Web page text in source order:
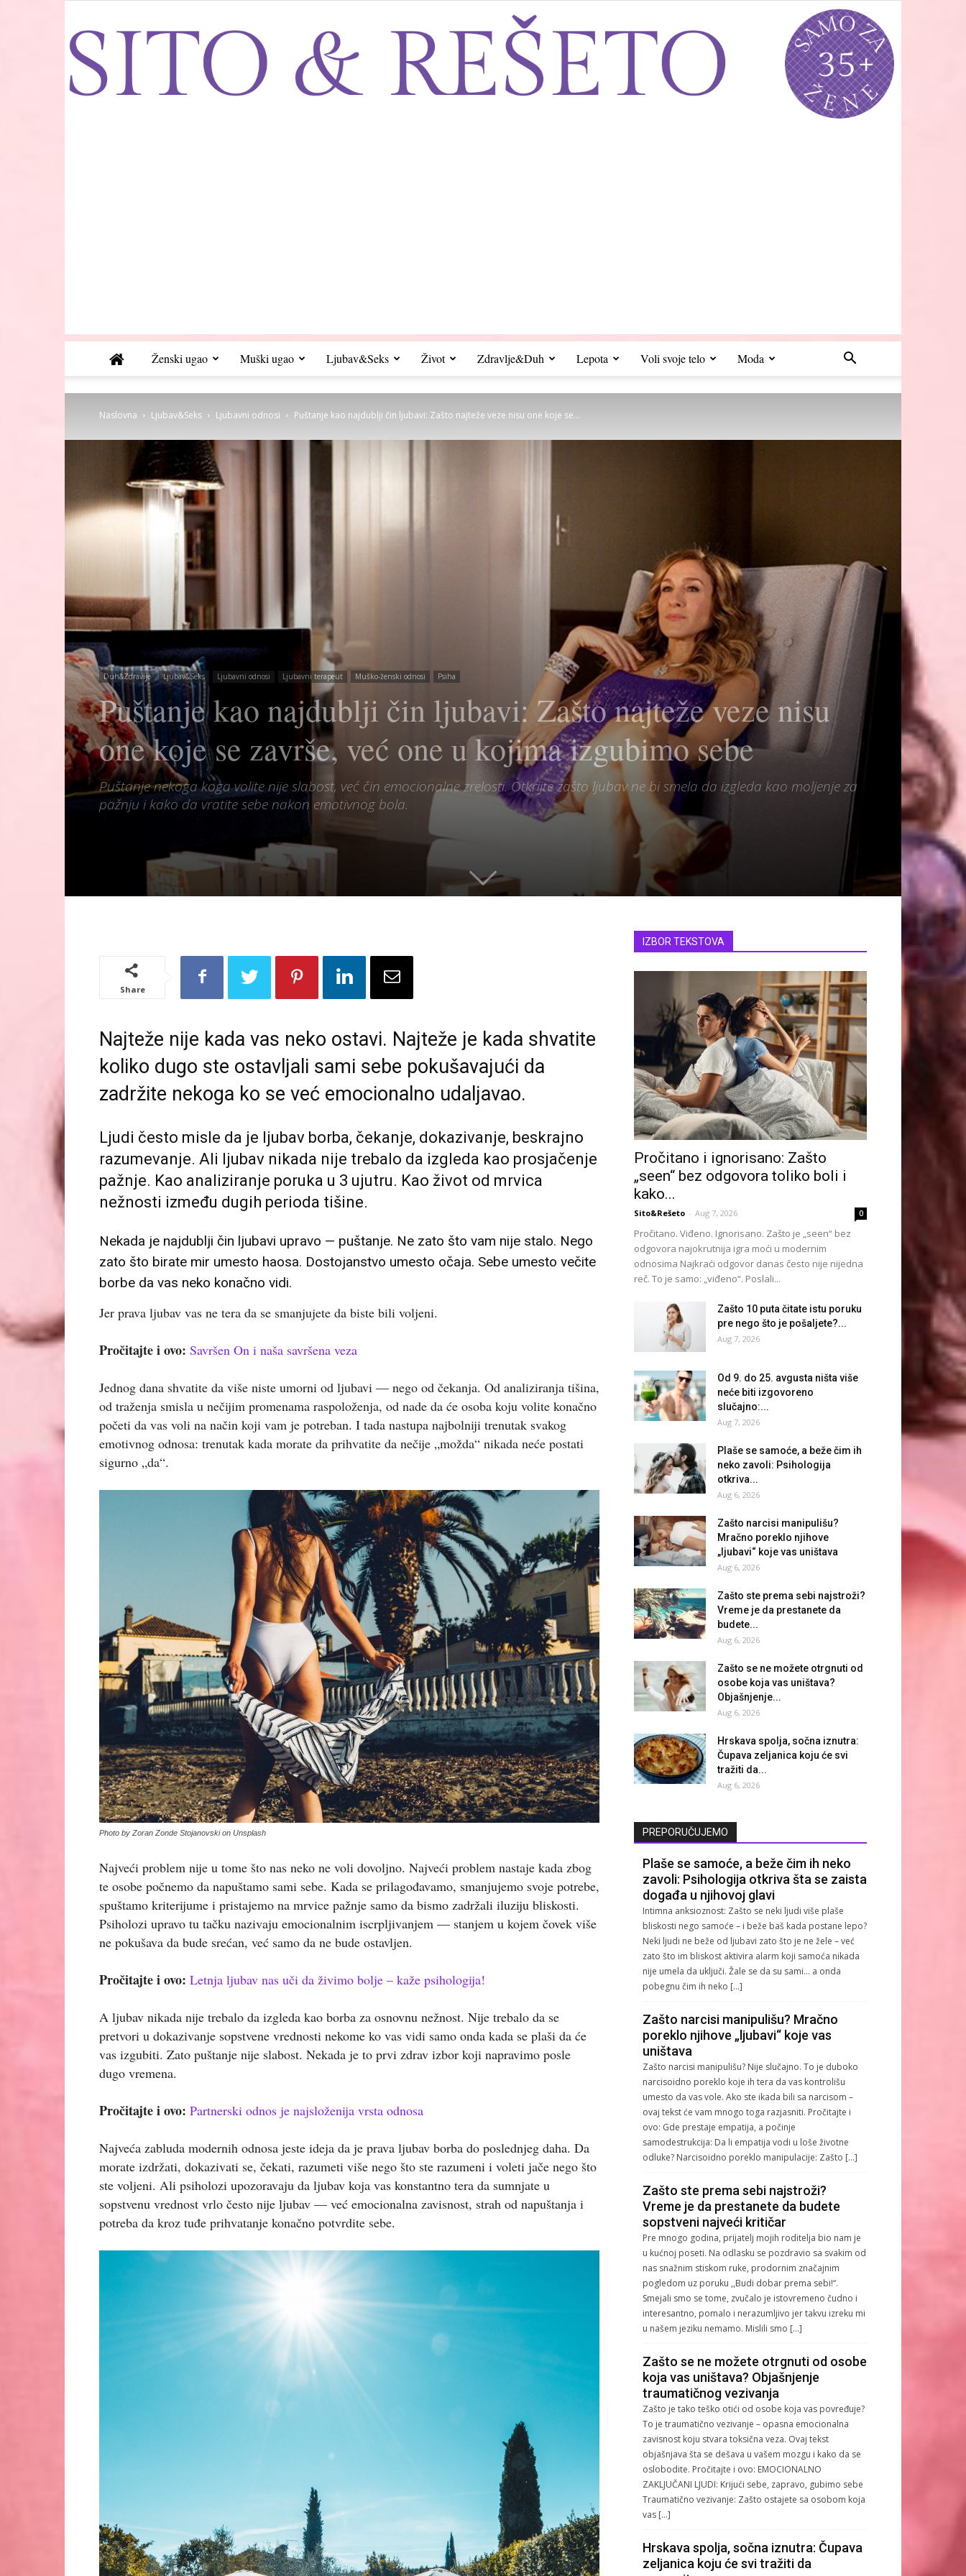
Ženski ugao Muški ugao Ljubav&Seks Život Zdravlje&Duh Lepota Voli svoje telo Moda
Naslovna Ljubav&Seks Ljubavni odnosi Puštanje kao najdublji čin ljubavi: Zašto najteže veze nisu one koje se...
Duh&Zdravlje Ljubav&Seks Ljubavni odnosi Ljubavni terapeut Muško-ženski odnosi Psiha
Puštanje kao najdublji čin ljubavi: Zašto najteže veze nisu
one koje se završe, već one u kojima izgubimo sebe
Puštanje nekoga koga volite nije slabost, već čin emocionalne zrelosti. Otkrijte zašto ljubav ne bi smela da izgleda kao moljenje za
pažnju i kako da vratite sebe nakon emotivnog bola.
Share
Najteže nije kada vas neko ostavi. Najteže je kada shvatite
koliko dugo ste ostavljali sami sebe pokušavajući da
zadržite nekoga ko se već emocionalno udaljavao.
Ljudi često misle da je ljubav borba, čekanje, dokazivanje, beskrajno
razumevanje. Ali ljubav nikada nije trebalo da izgleda kao prosjačenje
pažnje. Kao analiziranje poruka u 3 ujutru. Kao život od mrvica
nežnosti između dugih perioda tišine.
Nekada je najdublji čin ljubavi upravo — puštanje. Ne zato što vam nije stalo. Nego
zato što birate mir umesto haosa. Dostojanstvo umesto očaja. Sebe umesto večite
borbe da vas neko konačno vidi.
Jer prava ljubav vas ne tera da se smanjujete da biste bili voljeni.
Pročitajte i ovo: Savršen On i naša savršena veza
Jednog dana shvatite da više niste umorni od ljubavi — nego od čekanja. Od analiziranja tišina,
od traženja smisla u nečijim promenama raspoloženja, od nade da će osoba koju volite konačno
početi da vas voli na način koji vam je potreban. I tada nastupa najbolniji trenutak svakog
emotivnog odnosa: trenutak kada morate da prihvatite da nečije „možda“ nikada neće postati
sigurno „da“.
Photo by Zoran Zonde Stojanovski on Unsplash
Najveći problem nije u tome što nas neko ne voli dovoljno. Najveći problem nastaje kada zbog
te osobe počnemo da napuštamo sami sebe. Kada se prilagođavamo, smanjujemo svoje potrebe,
spuštamo kriterijume i pristajemo na mrvice pažnje samo da bismo zadržali iluziju bliskosti.
Psiholozi upravo tu tačku nazivaju emocionalnim iscrpljivanjem — stanjem u kojem čovek više
ne pokušava da bude srećan, već samo da ne bude ostavljen.
Pročitajte i ovo: Letnja ljubav nas uči da živimo bolje – kaže psihologija!
A ljubav nikada nije trebalo da izgleda kao borba za osnovnu nežnost. Nije trebalo da se
pretvori u dokazivanje sopstvene vrednosti nekome ko vas vidi samo onda kada se plaši da će
vas izgubiti. Zato puštanje nije slabost. Nekada je to prvi zdrav izbor koji napravimo posle
dugo vremena.
Pročitajte i ovo: Partnerski odnos je najsloženija vrsta odnosa
Najveća zabluda modernih odnosa jeste ideja da je prava ljubav borba do poslednjeg daha. Da
morate izdržati, dokazivati se, čekati, razumeti više nego što ste razumeni i voleti jače nego što
ste voljeni. Ali psiholozi upozoravaju da ljubav koja vas konstantno tera da sumnjate u
sopstvenu vrednost vrlo često nije ljubav — već emocionalna zavisnost, strah od napuštanja i
potreba da kroz tuđe prihvatanje konačno potvrdite sebe.
IZBOR TEKSTOVA
Pročitano i ignorisano: Zašto
„seen“ bez odgovora toliko boli i
kako...
Sito&Rešeto - Aug 7, 2026 0
Pročitano. Viđeno. Ignorisano. Zašto je „seen“ bez
odgovora najokrutnija igra moći u modernim
odnosima Najkraći odgovor danas često nije nijedna
reč. To je samo: „viđeno“. Poslali...
Zašto 10 puta čitate istu poruku
pre nego što je pošaljete?...
Aug 7, 2026
Od 9. do 25. avgusta ništa više
neće biti izgovoreno
slučajno:...
Aug 7, 2026
Plaše se samoće, a beže čim ih
neko zavoli: Psihologija
otkriva...
Aug 6, 2026
Zašto narcisi manipulišu?
Mračno poreklo njihove
„ljubavi“ koje vas uništava
Aug 6, 2026
Zašto ste prema sebi najstroži?
Vreme je da prestanete da
budete...
Aug 6, 2026
Zašto se ne možete otrgnuti od
osobe koja vas uništava?
Objašnjenje...
Aug 6, 2026
Hrskava spolja, sočna iznutra:
Čupava zeljanica koju će svi
tražiti da...
Aug 6, 2026
PREPORUČUJEMO
Plaše se samoće, a beže čim ih neko
zavoli: Psihologija otkriva šta se zaista
događa u njihovoj glavi
Intimna anksioznost: Zašto se neki ljudi više plaše
bliskosti nego samoće – i beže baš kada postane lepo?
Neki ljudi ne beže od ljubavi zato što je ne žele – već
zato što im bliskost aktivira alarm koji samoća nikada
nije umela da uključi. Žale se da su sami… a onda
pobegnu čim ih neko […]
Zašto narcisi manipulišu? Mračno
poreklo njihove „ljubavi“ koje vas
uništava
Zašto narcisi manipulišu? Nije slučajno. To je duboko
narcisoidno poreklo koje ih tera da vas kontrolišu
umesto da vas vole. Ako ste ikada bili sa narcisom –
ovaj tekst će vam mnogo toga razjasniti. Pročitajte i
ovo: Gde prestaje empatija, a počinje
samodestrukcija: Da li empatija vodi u loše životne
odluke? Narcisoidno poreklo manipulacije: Zašto […]
Zašto ste prema sebi najstroži?
Vreme je da prestanete da budete
sopstveni najveći kritičar
Pre mnogo godina, prijatelj mojih roditelja bio nam je
u kućnoj poseti. Na odlasku se pozdravio sa svakim od
nas snažnim stiskom ruke, prodornim značajnim
pogledom uz poruku ,,Budi dobar prema sebi!“.
Smejali smo se tome, zvučalo je istovremeno čudno i
interesantno, pomalo i nerazumljivo jer takvu izreku mi
u našem jeziku nemamo. Mislili smo […]
Zašto se ne možete otrgnuti od osobe
koja vas uništava? Objašnjenje
traumatičnog vezivanja
Zašto je tako teško otići od osobe koja vas povređuje?
To je traumatično vezivanje – opasna emocionalna
zavisnost koju stvara toksična veza. Ovaj tekst
objašnjava šta se dešava u vašem mozgu i kako da se
oslobodite. Pročitajte i ovo: EMOCIONALNO
ZAKLJUČANI LJUDI: Krijući sebe, zapravo, gubimo sebe
Traumatično vezivanje: Zašto ostajete sa osobom koja
vas […]
Hrskava spolja, sočna iznutra: Čupava
zeljanica koju će svi tražiti da